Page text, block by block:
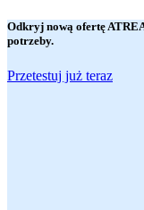
Odkryj nową ofertę
potrzeby.
Przetestuj już teraz